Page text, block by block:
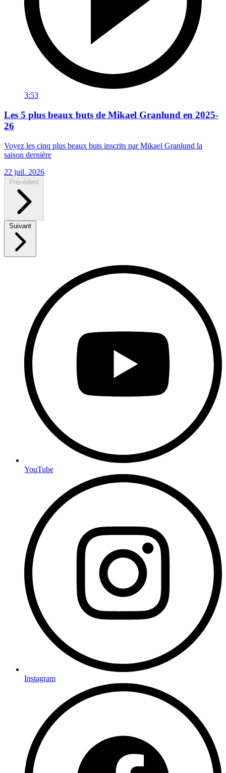
3:53
Les 5 plus beaux buts de Mikael Granlund en 2025-
26
Voyez les cinq plus beaux buts inscrits par Mikael Granlund la
saison dernière
22 juil. 2026
Précédent
Suivant
YouTube
Instagram